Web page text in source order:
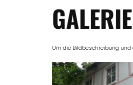
GALERIE
Um die Bildbeschreibung